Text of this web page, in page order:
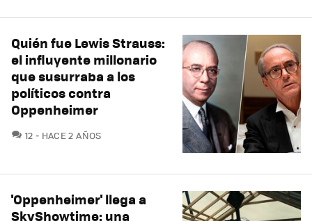
Quién fue Lewis Strauss:
el influyente millonario
que susurraba a los
políticos contra
Oppenheimer
12 COMENTARIOS
HACE 2 AÑOS
'Oppenheimer' llega a
SkyShowtime: una